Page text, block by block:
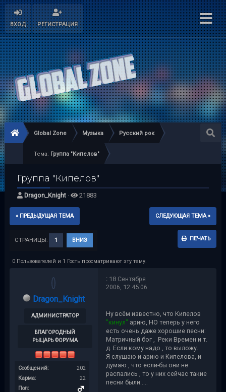
ВХОД РЕГИСТРАЦИЯ
Global Zone Музыка Русский рок
Тема: Группа "Кипелов"
Группа "Кипелов"
Dragon_Knight· 21883
« ПРЕДЫДУЩАЯ ТЕМА СЛЕДУЮЩАЯ ТЕМА »
ПЕЧАТЬ
СТРАНИЦЫ: 1 ВНИЗ
0 Пользователей и 1 Гость просматривают эту тему.
Dragon_Knight
АДМИНИСТРАТОР
БЛАГОРОДНЫЙ
РЫЦАРЬ ФОРУМА
Сообщений:
202
Карма:
22
Пол:
:18 Сентября
2006, 12:45:06
Ну всём известно, что Кипелов
"кинул" арию, НО теперь у него
есть очень даже хорошие песни:
Матричный бог , Реки Времен и т.
д. Если кому надо , то выложу.
Я слушаю и арию и Кипелова, и
думаю , что если-бы они не
распались , то у них сейчас такие
песни были.....